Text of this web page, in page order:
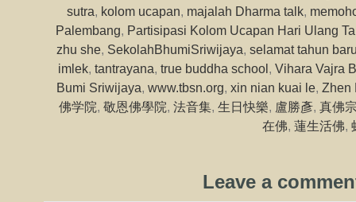
sutra, kolom ucapan, majalah Dharma talk,
Palembang, Partisipasi Kolom Ucapan Hari Ulang
zhu she, SekolahBhumiSriwijaya, selamat tahun
imlek, tantrayana, true buddha school, Vihara Vajra
Bumi Sriwijaya, www.tbsn.org, xin nian kuai le, Zhen
佛学院, 敬恩佛學院, 法音集, 生日快樂, 盧勝彥, 真佛
在佛, 蓮生活佛,
Leave a